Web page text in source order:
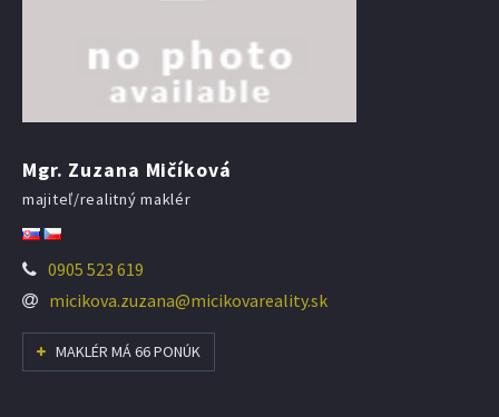
Mgr. Zuzana Mičíková
majiteľ/realitný maklér
0905 523 619
micikova.zuzana@micikovareality.sk
MAKLÉR MÁ 66 PONÚK